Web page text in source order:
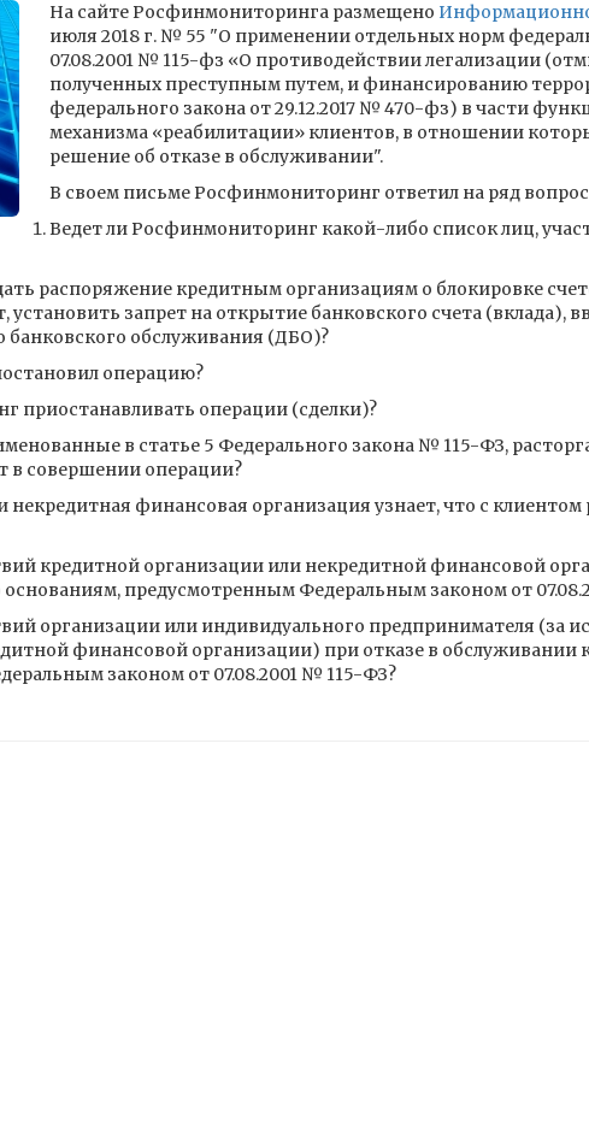
На сайте Росфинмониторинга размещено
июля 2018 г. № 55 "О применении отдельных норм
07.08.2001 № 115-фз «О противодействии легализации
полученных преступным путем, и финансированию
федерального закона от 29.12.2017 № 470-фз) в части
механизма «реабилитации» клиентов, в отношении
решение об отказе в обслуживании".
В своем письме Росфинмониторинг ответил на ряд
Ведет ли Росфинмониторинг какой-либо список лиц,
распоряжение кредитным организациям о блокировке
установить запрет на открытие банковского счета (вклада),
банковского обслуживания (ДБО)?
операцию?
приостанавливать операции (сделки)?
в статье 5 Федерального закона № 115-ФЗ,
в совершении операции?
финансовая организация узнает, что с клиентом
кредитной организации или некредитной финансовой
основаниям, предусмотренным Федеральным законом от
организации или индивидуального предпринимателя (за
финансовой организации) при отказе в обслуживании
законом от 07.08.2001 № 115-ФЗ?